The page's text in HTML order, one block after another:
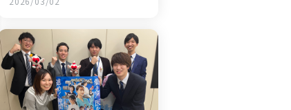
《安心して長…